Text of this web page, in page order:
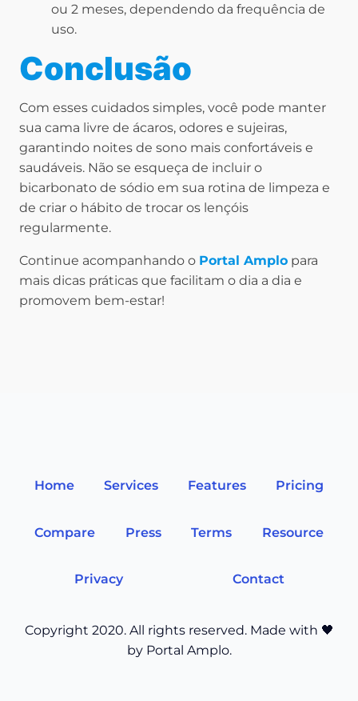
ou 2 meses, dependendo da frequência de
uso.
Conclusão
Com esses cuidados simples, você pode manter
sua cama livre de ácaros, odores e sujeiras,
garantindo noites de sono mais confortáveis e
saudáveis. Não se esqueça de incluir o
bicarbonato de sódio em sua rotina de limpeza e
de criar o hábito de trocar os lençóis
regularmente.
Continue acompanhando o Portal Amplo para
mais dicas práticas que facilitam o dia a dia e
promovem bem-estar!
Home Services Features Pricing
Compare Press Terms Resource
Privacy Contact
Copyright 2020. All rights reserved. Made with 🖤
by Portal Amplo.